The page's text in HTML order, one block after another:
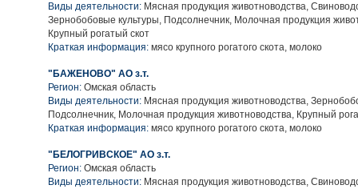
Виды деятельности: Мясная продукция животноводства,
Зернобобовые культуры, Подсолнечник, Молочная продукция
Крупный рогатый скот
Краткая информация: мясо крупного рогатого скота, молоко
"БАЖЕНОВО" АО з.т.
Регион: Омская область
Виды деятельности: Мясная продукция животноводства,
Подсолнечник, Молочная продукция животноводства, Крупный
Краткая информация: мясо крупного рогатого скота, молоко
"БЕЛОГРИВСКОЕ" АО з.т.
Регион: Омская область
Виды деятельности: Мясная продукция животноводства,